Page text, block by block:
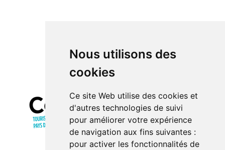
Nous utilisons des
cookies
Ce site Web utilise des cookies et
d'autres technologies de suivi
pour améliorer votre expérience
de navigation aux fins suivantes :
pour activer les fonctionnalités de